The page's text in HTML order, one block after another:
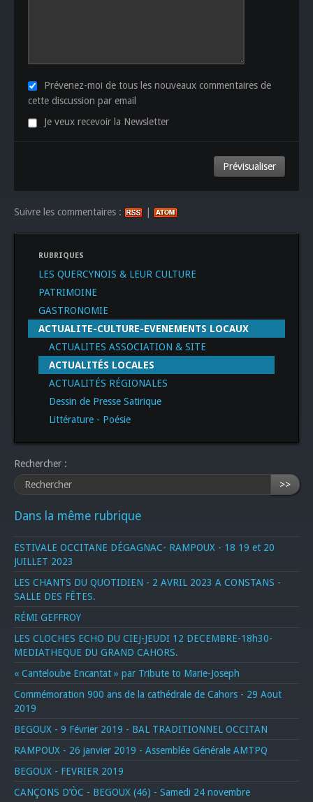
Prévenez-moi de tous les nouveaux commentaires de
cette discussion par email
Je veux recevoir la Newsletter
Suivre les commentaires : |
RUBRIQUES
LES QUERCYNOIS & LEUR CULTURE
PATRIMOINE
GASTRONOMIE
ACTUALITE-CULTURE-EVENEMENTS LOCAUX
ACTUALITES ASSOCIATION & SITE
ACTUALITÉS LOCALES
ACTUALITÉS RÉGIONALES
Dessin de Presse Satirique
Littérature - Poésie
Rechercher :
>>
Dans la même rubrique
ESTIVALE OCCITANE DÉGAGNAC- RAMPOUX - 18 19 et 20
JUILLET 2023
LES CHANTS DU QUOTIDIEN - 2 AVRIL 2023 A CONSTANS -
SALLE DES FÊTES.
RÉMI GEFFROY
LES CLOCHES ECHO DU CIEJ-JEUDI 12 DECEMBRE-18h30-
MEDIATHEQUE DU GRAND CAHORS.
« Canteloube Encantat » par Tribute to Marie-Joseph
Commémoration 900 ans de la cathédrale de Cahors - 29 Aout
2019
BEGOUX - 9 Février 2019 - BAL TRADITIONNEL OCCITAN
RAMPOUX - 26 janvier 2019 - Assemblée Générale AMTPQ
BEGOUX - FEVRIER 2019
CANÇONS D’ÒC - BEGOUX (46) - Samedi 24 novembre